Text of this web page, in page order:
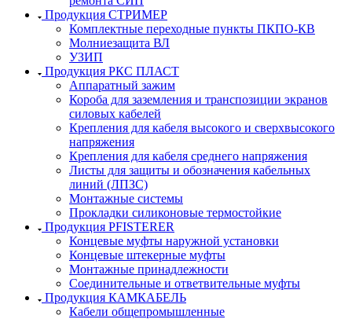
Продукция СТРИМЕР
Комплектные переходные пункты ПКПО-КВ
Молниезащита ВЛ
УЗИП
Продукция РКС ПЛАСТ
Аппаратный зажим
Короба для заземления и транспозиции экранов
силовых кабелей
Крепления для кабеля высокого и сверхвысокого
напряжения
Крепления для кабеля среднего напряжения
Листы для защиты и обозначения кабельных
линий (ЛПЗС)
Монтажные системы
Прокладки силиконовые термостойкие
Продукция PFISTERER
Концевые муфты наружной установки
Концевые штекерные муфты
Монтажные принадлежности
Соединительные и ответвительные муфты
Продукция КАМКАБЕЛЬ
Кабели общепромышленные